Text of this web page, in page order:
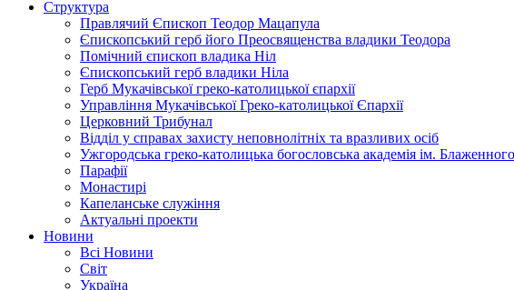
Структура
Правлячий Єпископ Теодор Мацапула
Єпископський герб його Преосвященства владики Теодора
Помічний єпископ владика Ніл
Єпископський герб владики Ніла
Герб Мукачівської греко-католицької єпархії
Управління Мукачівської Греко-католицької Єпархії
Церковний Трибунал
Відділ у справах захисту неповнолітніх та вразливих осіб
Ужгородська греко-католицька богословська академія ім.
Парафії
Монастирі
Капеланське служіння
Актуальні проекти
Новини
Всі Новини
Світ
Україна